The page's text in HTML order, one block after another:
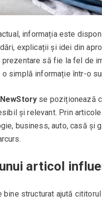
informația este
explicații și idei din
să fie la fel de
simplă informație într-o
NewStory se poziționează
și relevant. Prin
business, auto, casă și
articol
bine structurat ajută